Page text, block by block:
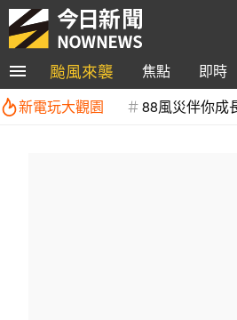
颱風來襲 焦點 即時
新電玩大觀園
88風災伴你成